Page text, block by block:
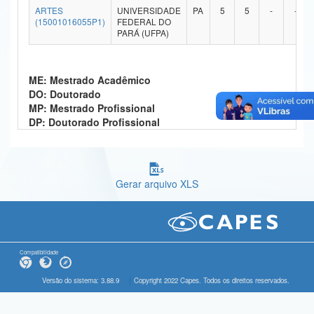
Ministério da Ciência, Tecnologia, Inovações e Comunicações
Ministério do Meio Ambiente
Ministério do Desenvolvimento Regional
Controladoria-Geral da União
Gabinete de Segurança Institucional
Advocacia-Geral da União
ARTES
(15001016055P1)
UNIVERSIDADE
FEDERAL DO
PARÁ (UFPA)
PA 5 5 - -
ME: Mestrado Acadêmico
DO: Doutorado
MP: Mestrado Profissional
DP: Doutorado Profissional
Gerar arquivo XLS
Compatibilidade
Versão do sistema: 3.88.9 Copyright 2022 Capes. Todos os direitos reservados.